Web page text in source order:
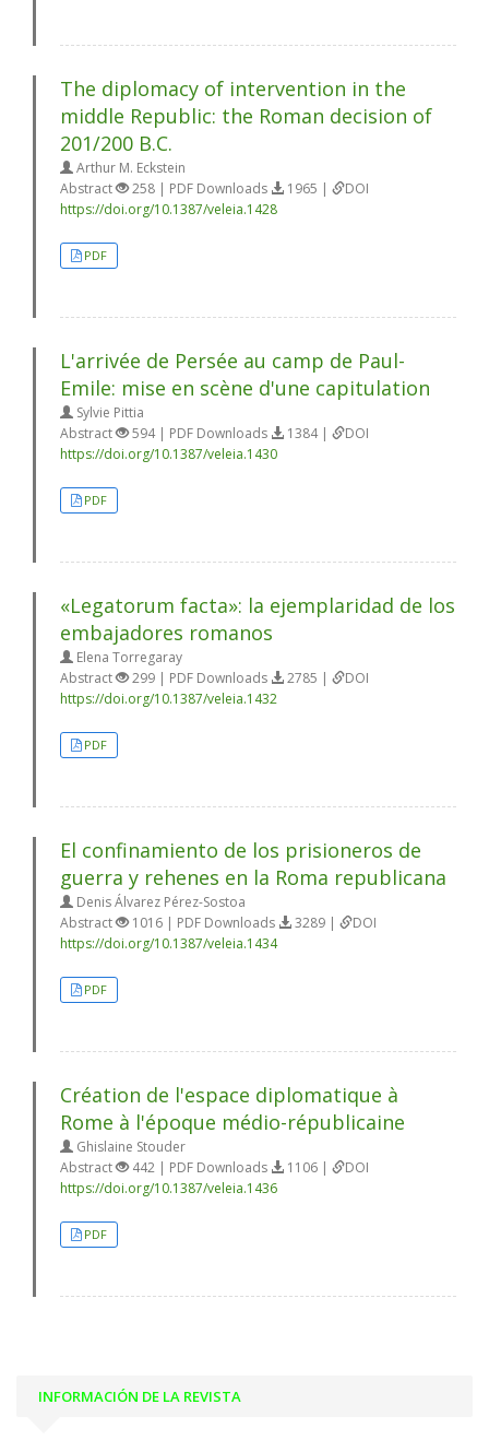
The diplomacy of intervention in the
middle Republic: the Roman decision of
201/200 B.C.
Arthur M. Eckstein
Abstract
258 | PDF Downloads 1965 |
DOI
https://doi.org/10.1387/veleia.1428
PDF
L'arrivée de Persée au camp de Paul-
Emile: mise en scène d'une capitulation
Sylvie Pittia
Abstract
594 | PDF Downloads 1384 |
DOI
https://doi.org/10.1387/veleia.1430
PDF
«Legatorum facta»: la ejemplaridad de los
embajadores romanos
Elena Torregaray
Abstract
299 | PDF Downloads 2785 |
DOI
https://doi.org/10.1387/veleia.1432
PDF
El confinamiento de los prisioneros de
guerra y rehenes en la Roma republicana
Denis Álvarez Pérez-Sostoa
Abstract
1016 | PDF Downloads 3289 |
DOI
https://doi.org/10.1387/veleia.1434
PDF
Création de l'espace diplomatique à
Rome à l'époque médio-républicaine
Ghislaine Stouder
Abstract
442 | PDF Downloads 1106 |
DOI
https://doi.org/10.1387/veleia.1436
PDF
INFORMACIÓN DE LA REVISTA